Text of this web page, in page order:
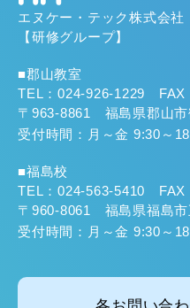
エヌケー・テック株式会社
【研修グループ】
■郡山教室
TEL：024-926-1229 FAX
〒963-8861 福島県郡山市
受付時間：月～金 9:30～
■福島校
TEL：024-563-5410 FAX
〒960-8061 福島県福島市
受付時間：月～金 9:30～